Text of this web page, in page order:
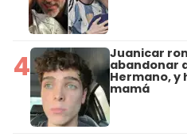
4 Juanicar
abandonar
Hermano, y
mamá